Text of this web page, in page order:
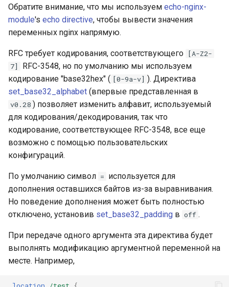
Обратите внимание, что мы используем echo-nginx-
module's echo directive, чтобы вывести значения
переменных nginx напрямую.
RFC требует кодирования, соответствующего [A-Z2-
7]
RFC-3548, но по умолчанию мы используем
кодирование "base32hex" ( [0-9a-v] ). Директива
set_base32_alphabet (впервые представленная в
v0.28 ) позволяет изменить алфавит, используемый
для кодирования/декодирования, так что
кодирование, соответствующее RFC-3548, все еще
возможно с помощью пользовательских
конфигураций.
По умолчанию символ = используется для
дополнения оставшихся байтов из-за выравнивания.
Но поведение дополнения может быть полностью
отключено, установив set_base32_padding в off .
При передаче одного аргумента эта директива будет
выполнять модификацию аргументной переменной на
месте. Например,